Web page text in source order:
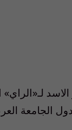
لـ«الراي»
الجامعة